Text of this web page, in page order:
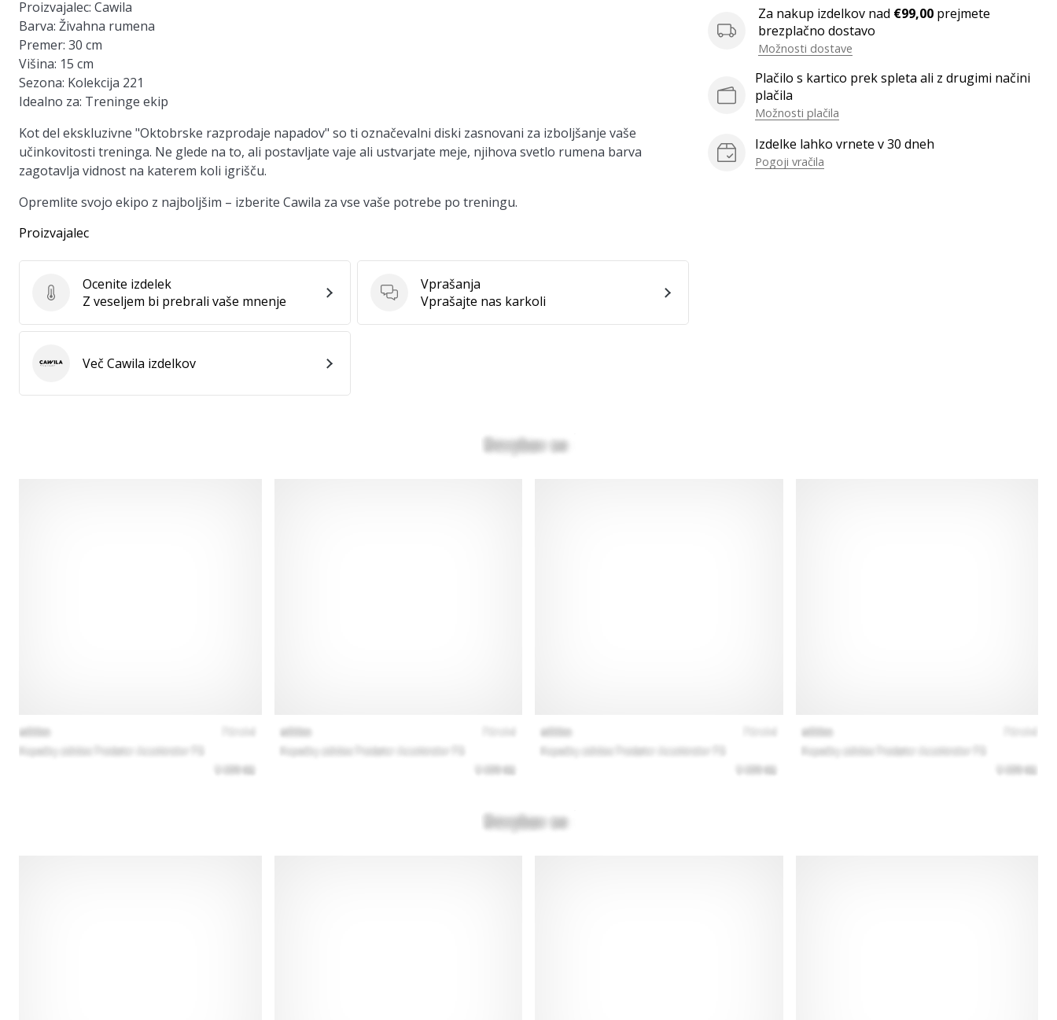
Za nakup izdelkov nad €99,00 prejmete
brezplačno dostavo
Možnosti dostave
Plačilo s kartico prek spleta ali z drugimi načini
plačila
Možnosti plačila
Izdelke lahko vrnete v 30 dneh
Pogoji vračila
Proizvajalec: Cawila
Barva: Živahna rumena
Premer: 30 cm
Višina: 15 cm
Sezona: Kolekcija 221
Idealno za: Treninge ekip
Kot del ekskluzivne "Oktobrske razprodaje napadov" so ti označevalni diski zasnovani za izboljšanje vaše
učinkovitosti treninga. Ne glede na to, ali postavljate vaje ali ustvarjate meje, njihova svetlo rumena barva
zagotavlja vidnost na katerem koli igrišču.
Opremlite svojo ekipo z najboljšim – izberite Cawila za vse vaše potrebe po treningu.
Proizvajalec
Ocenite izdelek
Ocenite izdelek
Z veseljem bi prebrali vaše mnenje
Vprašanja
Vprašanja
Vprašajte nas karkoli
CawilaVeč Cawila izdelkov